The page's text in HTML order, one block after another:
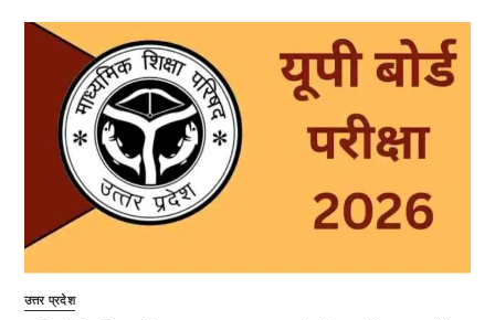
उत्तर प्रदेश